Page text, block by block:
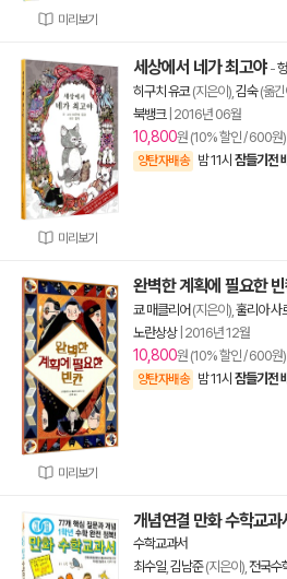
미리보기
미리보기
세상에서 네가 최고야 -
히구치 유코(지은이), 김숙(옮긴
북뱅크| 2016년 06월
10,800원 (10% 할인 / 600원)
양탄자배송 밤 11시 잠들기전
미리보기
완벽한 계획에 필요한
쿄 매클리어 (지은이), 훌리아 사
노란상상| 2016년 12월
10,800원 (10% 할인 / 600원)
양탄자배송 밤 11시 잠들기전
개념연결 만화 수학교과
수학교과서
최수일 김남준(지은이), 전국수